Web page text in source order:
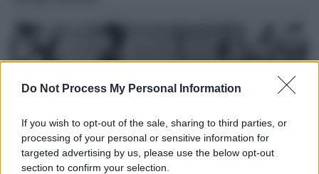
Do Not Process My Personal Information
If you wish to opt-out of the sale, sharing to third parties, or
processing of your personal or sensitive information for
targeted advertising by us, please use the below opt-out
section to confirm your selection.